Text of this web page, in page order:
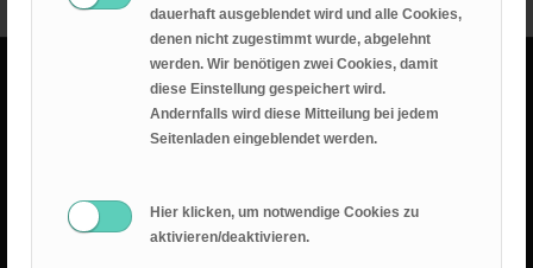
dauerhaft ausgeblendet wird und alle Cookies,
denen nicht zugestimmt wurde, abgelehnt
werden. Wir benötigen zwei Cookies, damit
diese Einstellung gespeichert wird.
Andernfalls wird diese Mitteilung bei jedem
Seitenladen eingeblendet werden.
Hier klicken, um notwendige Cookies zu
aktivieren/deaktivieren.
GOTTESDIENSTE
SONNTAG CELEBRATION - Gottesdienst
Heerweg 15A, 73770 Denkendorf, Deutschland